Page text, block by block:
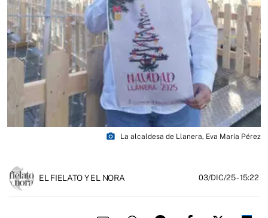
photo_camera La alcaldesa de Llanera, Eva María Pérez
EL FIELATO Y EL NORA 03/DIC/25- 15:22